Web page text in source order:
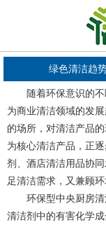
绿色清洁趋
随着环保意识的
为商业清洁领域的发
的场所，对清洁产品
为核心清洁产品，正
剂、酒店清洁用品协
足清洁需求，又兼顾环
环保型中央厨房
清洁剂中的有害化学